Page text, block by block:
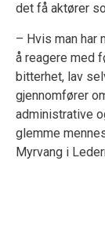
det få aktører
– Hvis man har
å reagere med
bitterhet, lav
gjennomfører
administrative
glemme
Myrvang i